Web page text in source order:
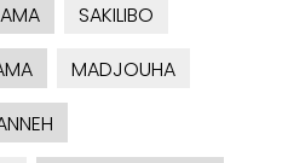
SAKILIBO
MADJOUHA